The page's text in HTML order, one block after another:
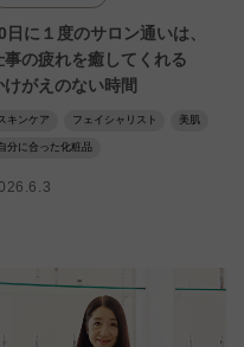
日に１度のサロン通いは、
事の疲れを癒してくれる
けがえのない時間
キンケア フェイシャリスト 美肌
分に合った化粧品